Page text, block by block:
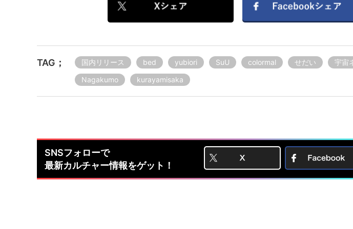
TAG； 国内リリース bed yubiori SuU colormal せだい 宇宙
Nagakumo
kurayamisaka
SNSフォローで
最新カルチャー情報をゲット！